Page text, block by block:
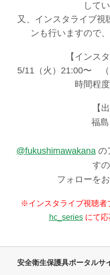
して
又、インスタライブ視
ンも行いますので
【インスタ
5/11（火）21:00〜 （
時間程
【出
福島
@fukushimawakanaの
すの
フォローをお
※インスタライブ視聴者
hc_seriesにて応
安全衛生保護具ポータルサ